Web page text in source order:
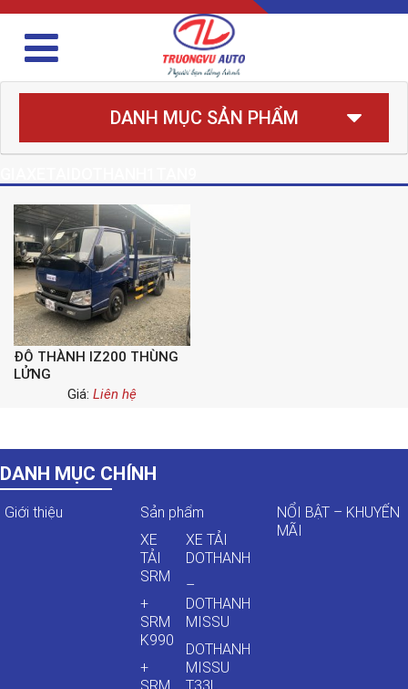
DANH MỤC SẢN PHẨM
ĐÔ THÀNH IZ200 THÙNG
LỬNG
Giá: Liên hệ
DANH MỤC CHÍNH
Giới thiệu
Sản phẩm
XE
TẢI
SRM
+
SRM
K990
+
XE TẢI
DOTHANH
–
DOTHANH
MISSU
DOTHANH
MISSU
NỔI BẬT – KHUYẾN
MÃI